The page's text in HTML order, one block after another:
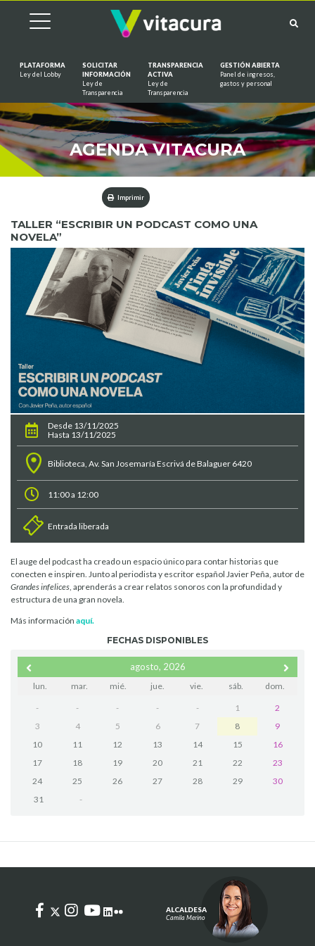
PLATAFORMA
Ley del Lobby
SOLICITAR
INFORMACIÓN
Ley de
Transparencia
TRANSPARENCIA
ACTIVA
Ley de
Transparencia
GESTIÓN ABIERTA
Panel de ingresos,
gastos y personal
AGENDA VITACURA
Imprimir
TALLER “ESCRIBIR UN PODCAST COMO UNA
NOVELA”
Desde 13/11/2025
Hasta 13/11/2025
Biblioteca, Av. San Josemaría Escrivá de Balaguer 6420
11:00 a 12:00
Entrada liberada
El auge del podcast ha creado un espacio único para contar historias que
conecten e inspiren. Junto al periodista y escritor español Javier Peña, autor de
Grandes infelices, aprenderás a crear relatos sonoros con la profundidad y
estructura de una gran novela.
Más información aquí.
FECHAS DISPONIBLES
agosto, 2026
lun. mar. mié. jue. vie. sáb. dom.
- - - - - 1
2
3
4 5 6 7 8
9
10
11 12 13 14 15
16
17
18 19 20 21 22
23
24
25 26 27 28 29
30
31
-
ALCALDESA
Camila Merino